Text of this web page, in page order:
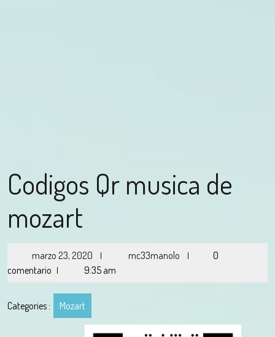
Codigos Qr musica de
mozart
marzo 23, 2020 | mc33manolo |
0
comentario | 9:35 am
Categories : Mozart